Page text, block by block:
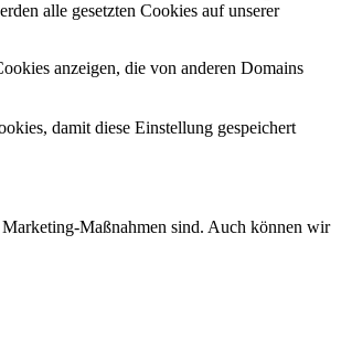
alle gesetzten Cookies auf unserer
anzeigen, die von anderen Domains
damit diese Einstellung gespeichert
Maßnahmen sind. Auch können wir